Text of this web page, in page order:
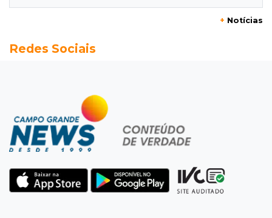
Seleções em MS têm salários de até R$ 8,2 mil;
Jardim Itatiaia
Vigia é amarrado durante roubo de carro e
dois caminhões em pátio
Corinthians vence Bragantino por 2 a 0 e sobe
para 7º no Brasileirão
+ Notícias
Redes Sociais